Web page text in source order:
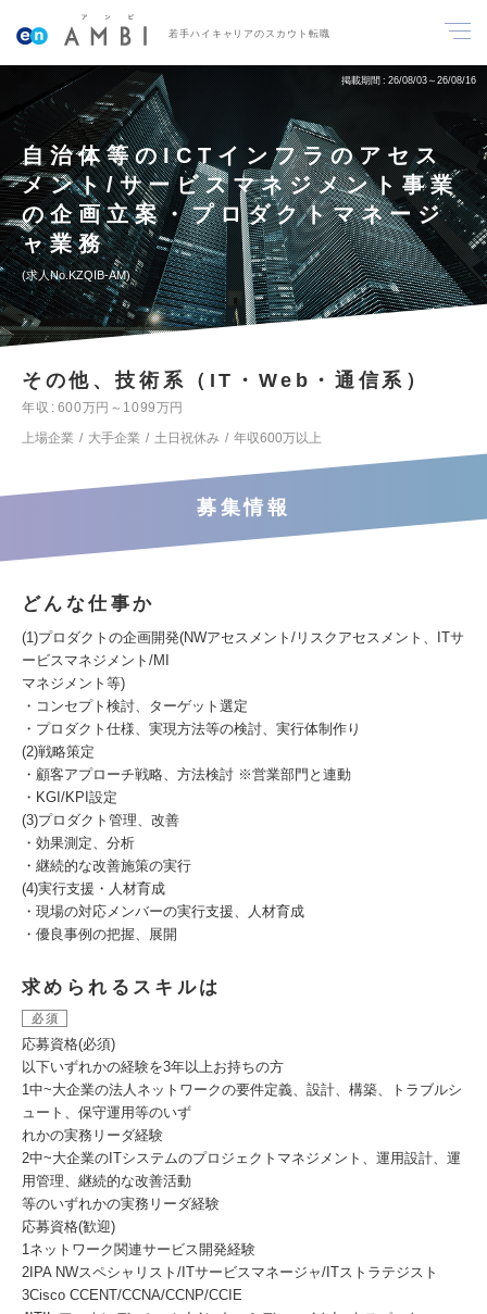
若手ハイキャリアのスカウト転職
掲載期間 26/08/03～26/08/16
自治体等のICTインフラのアセス
メント/サービスマネジメント事業
の企画立案・プロダクトマネージ
ャ業務
求人No.KZQIB-AM
その他、技術系（IT・Web・通信系）
年収
600万円～1099万円
上場企業
大手企業 土日祝休み 年収600万以上
募集情報
どんな仕事か
(1)プロダクトの企画開発(NWアセスメント/リスクアセスメント、ITサ
ービスマネジメント/MI
マネジメント等)
・コンセプト検討、ターゲット選定
・プロダクト仕様、実現方法等の検討、実行体制作り
(2)戦略策定
・顧客アプローチ戦略、方法検討 ※営業部門と連動
・KGI/KPI設定
(3)プロダクト管理、改善
・効果測定、分析
・継続的な改善施策の実行
(4)実行支援・人材育成
・現場の対応メンバーの実行支援、人材育成
・優良事例の把握、展開
求められるスキルは
必須
応募資格(必須)
以下いずれかの経験を3年以上お持ちの方
1中~大企業の法人ネットワークの要件定義、設計、構築、トラブルシ
ュート、保守運用等のいず
れかの実務リーダ経験
2中~大企業のITシステムのプロジェクトマネジメント、運用設計、運
用管理、継続的な改善活動
等のいずれかの実務リーダ経験
応募資格(歓迎)
1ネットワーク関連サービス開発経験
2IPA NWスペシャリスト/ITサービスマネージャ/ITストラテジスト
3Cisco CCENT/CCNA/CCNP/CCIE